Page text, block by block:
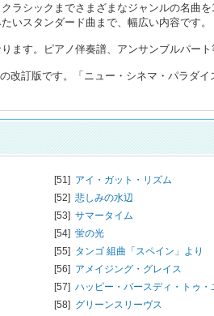
ラシックまでさまざまなジャンルの名曲
いスタンダード曲まで、幅広い内容です。
ます。ピアノ伴奏譜、アンサンブルパート
改訂版です。「ニュー・シネマ・パラダイ
[51] アイ・ガット・リズム
[52] 悲しみの水辺
[53] サマータイム
[54] 蛍の光
[55] タンゴ 組曲「スペイン」より
[56] アメイジング・グレイス
[57] ハッピー・バースディ・トゥ・
[58] グリーンスリーヴス